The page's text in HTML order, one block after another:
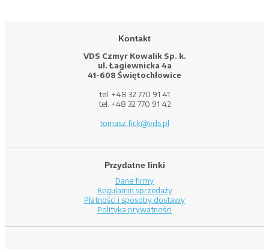
Kontakt
VDS Czmyr Kowalik Sp. k.
ul. Łagiewnicka 4a
41-608 Świętochłowice
tel. +48 32 770 91 41
tel. +48 32 770 91 42
tomasz.fick@vds.pl
Przydatne linki
Dane firmy
Regulamin sprzedaży
Płatności i sposoby dostawy
Polityka prywatności